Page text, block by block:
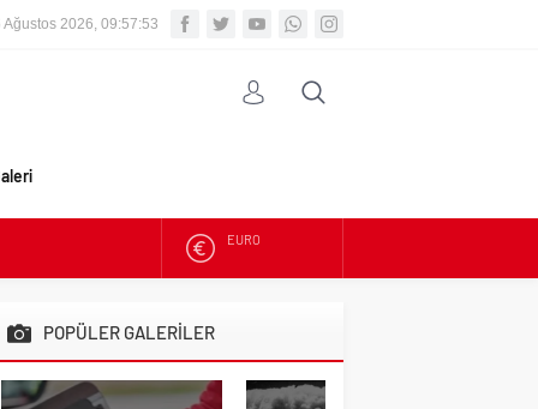
Ağustos 2026, 09:57:55
ALTIN
DOLAR
POPÜLER GALERİLER